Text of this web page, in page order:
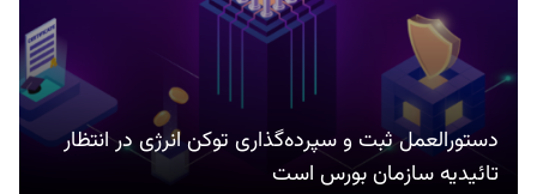
دستورالعمل ثبت و سپرده‌گذاری توکن انرژی در انتظار
تائیدیه سازمان بورس است